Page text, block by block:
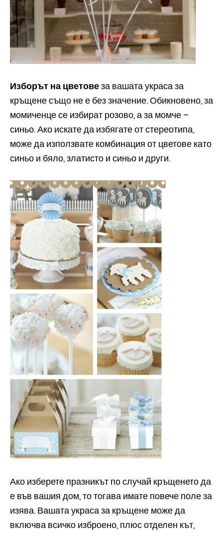
Изборът на цветовеза вашата украса за
кръщене също не е без значение. Обикновено, за
момиченце се избират розово, а за момче –
синьо. Ако искате да избягате от стереотипа,
може да използвате комбинация от цветове като
синьо и бяло, златисто и синьо и други.
Ако изберете празникът по случай кръщенето да
е във вашия дом, то тогава имате повече поле за
изява. Вашата украса за кръщене може да
включва всичко изброено, плюс отделен кът,